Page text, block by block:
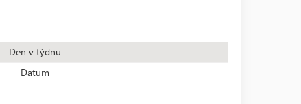
Den v týdnu
Datum